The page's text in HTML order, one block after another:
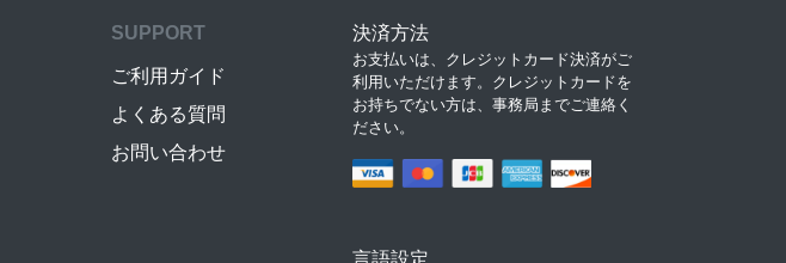
SUPPORT
ご利用ガイド
よくある質問
お問い合わせ
決済方法
お支払いは、クレジットカード決済がご
利用いただけます。クレジットカードを
お持ちでない方は、事務局までご連絡く
ださい。
言語設定